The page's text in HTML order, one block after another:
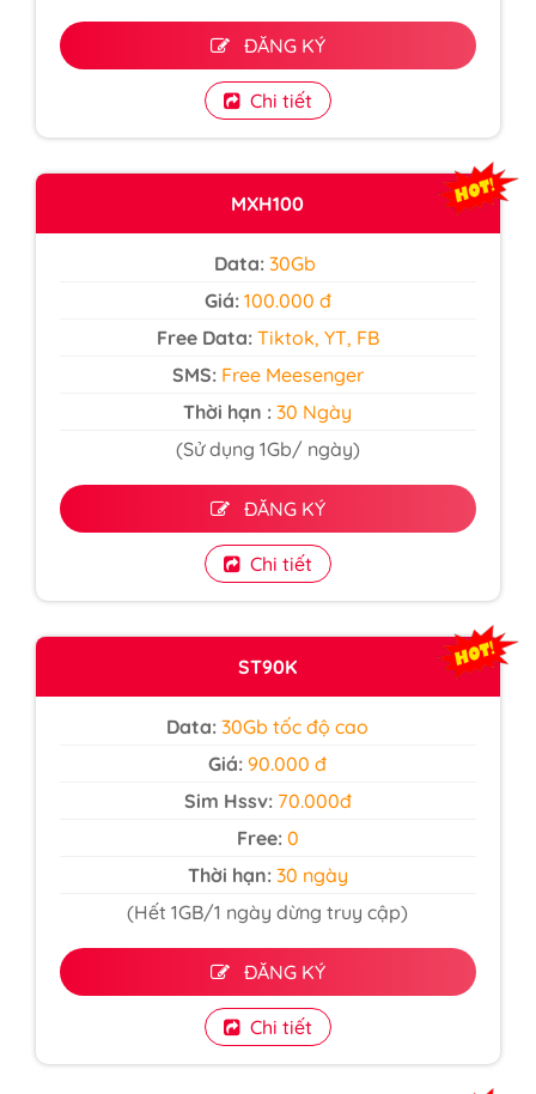
ĐĂNG KÝ
Chi tiết
MXH100
Data: 30Gb
Giá: 100.000 đ
Free Data: Tiktok, YT, FB
SMS:Free Meesenger
Thời hạn : 30 Ngày
(Sử dụng 1Gb/ ngày)
ĐĂNG KÝ
Chi tiết
ST90K
Data: 30Gb tốc độ cao
Giá: 90.000 đ
Sim Hssv:70.000đ
Free: 0
Thời hạn:30 ngày
(Hết 1GB/1 ngày dừng truy cập)
ĐĂNG KÝ
Chi tiết